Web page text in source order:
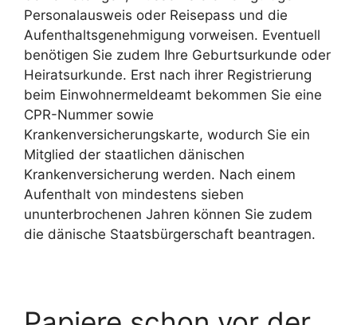
Personalausweis oder Reisepass und die
Aufenthaltsgenehmigung vorweisen. Eventuell
benötigen Sie zudem Ihre Geburtsurkunde oder
Heiratsurkunde. Erst nach ihrer Registrierung
beim Einwohnermeldeamt bekommen Sie eine
CPR-Nummer sowie
Krankenversicherungskarte, wodurch Sie ein
Mitglied der staatlichen dänischen
Krankenversicherung werden. Nach einem
Aufenthalt von mindestens sieben
ununterbrochenen Jahren können Sie zudem
die dänische Staatsbürgerschaft beantragen.